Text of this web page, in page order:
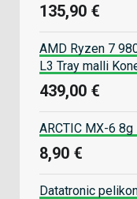
135,90 €
AMD Ryzen 7
L3 Tray malli
439,00 €
ARCTIC MX-6 8g
8,90 €
Datatronic